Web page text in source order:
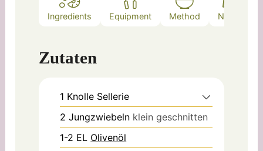
Ingredients Equipment Method Notes
Zutaten
1 Knolle Sellerie
2 Jungzwiebeln klein geschnitten
1-2 EL Olivenöl